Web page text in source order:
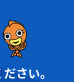
さい。